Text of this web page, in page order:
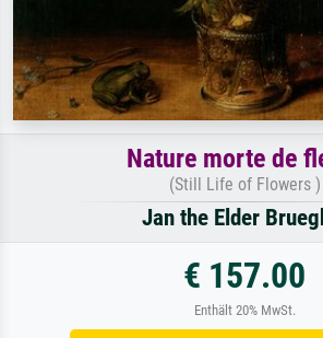
Nature morte de
(Still Life of Flowers )
Jan the Elder
€ 157.00
Enthält 20% MwSt.